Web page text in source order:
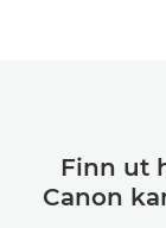
Finn ut
Canon